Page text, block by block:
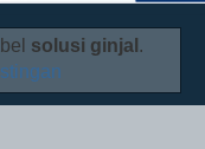
solusi ginjal .